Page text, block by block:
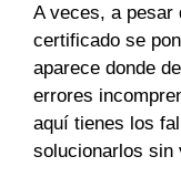
A veces, a pesar
certificado se
aparece donde
errores
aquí tienes los
solucionarlos sin